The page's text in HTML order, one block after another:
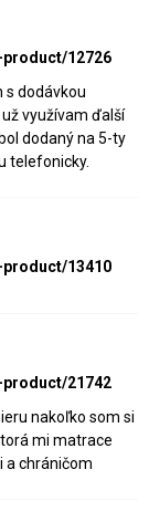
12726
s dodávkou
využívam ďalší
dodaný na 5-ty
telefonicky.
13410
21742
nakoľko som si
mi matrace
a chráničom